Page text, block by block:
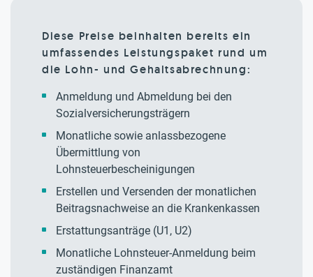
Diese Preise beinhalten bereits ein
umfassendes Leistungspaket rund um
die Lohn- und Gehaltsabrechnung:
Anmeldung und Abmeldung bei den
Sozialversicherungsträgern
Monatliche sowie anlassbezogene
Übermittlung von
Lohnsteuerbescheinigungen
Erstellen und Versenden der monatlichen
Beitragsnachweise an die Krankenkassen
Erstattungsanträge (U1, U2)
Monatliche Lohnsteuer-Anmeldung beim
zuständigen Finanzamt